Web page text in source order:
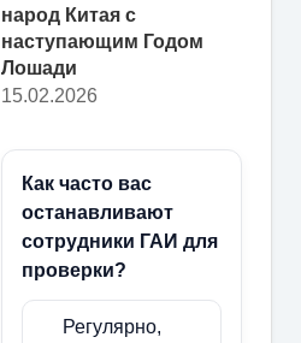
народ Китая с
наступающим Годом
Лошади
15.02.2026
Как часто вас
останавливают
сотрудники ГАИ для
проверки?
Регулярно,